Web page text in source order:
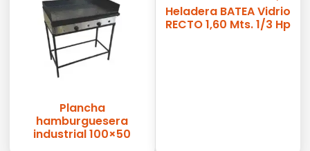
Plancha
hamburguesera
industrial 100×50
Heladera BATEA Vidrio
RECTO 1,60 Mts. 1/3 Hp